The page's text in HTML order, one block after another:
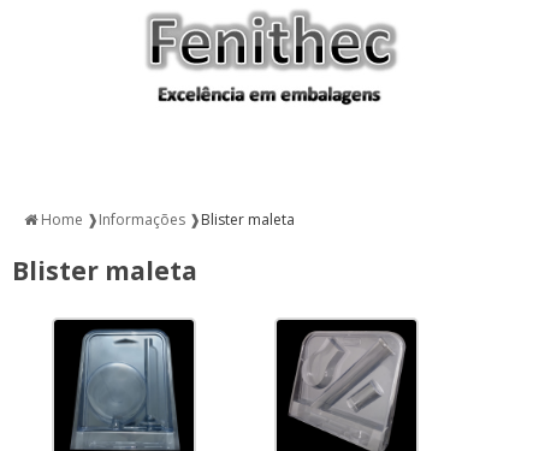
Home ❱Informações ❱Blister maleta
Blister maleta